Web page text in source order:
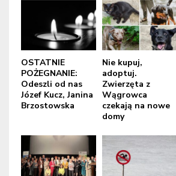
OSTATNIE
POŻEGNANIE:
Odeszli od nas
Józef Kucz, Janina
Brzostowska
Nie kupuj,
adoptuj.
Zwierzęta z
Wągrowca
czekają na nowe
domy